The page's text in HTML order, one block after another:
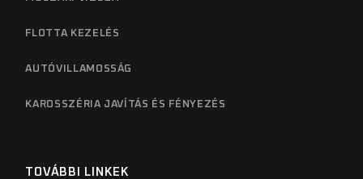
FLOTTA KEZELÉS
AUTÓVILLAMOSSÁG
KAROSSZÉRIA JAVÍTÁS ÉS FÉNYEZÉS
TOVÁBBI LINKEK